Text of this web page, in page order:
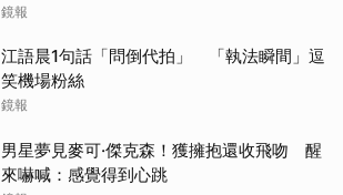
二手探病禮
鏡報
江語晨1句話「問倒代拍」 「執法瞬間」逗
笑機場粉絲
鏡報
男星夢見麥可·傑克森！獲擁抱還收飛吻 醒
來嚇喊：感覺得到心跳